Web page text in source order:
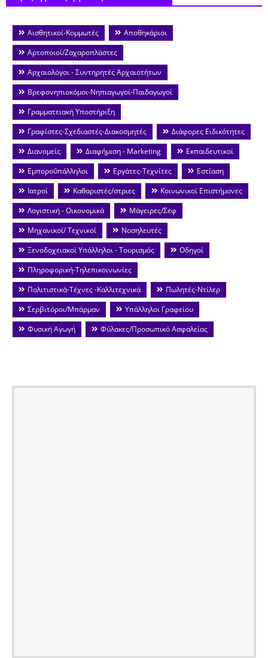
Αισθητικοί-Κομμωτές
Αποθηκάριοι
Αρτοποιοί/Ζαχαροπλάστες
Αρχαιολόγοι - Συντηρητές Αρχαιοτήτων
Βρεφονηπιοκόμοι-Νηπιαγωγοί-Παιδαγωγοί
Γραμματειακή Υποστήριξη
Γραφίστες-Σχεδιαστές-Διακοσμητές
Διάφορες Ειδικότητες
Διανομείς
Διαφήμιση - Marketing
Εκπαιδευτικοί
Εμποροΰπάλληλοι
Εργάτες-Τεχνίτες
Εστίαση
Ιατροί
Καθαριστές/στριες
Κοινωνικοί Επιστήμονες
Λογιστική - Οικονομικά
Μάγειρες/Σεφ
Μηχανικοί/ Τεχνικοί
Νοσηλευτές
Ξενοδοχειακοί Υπάλληλοι - Τουρισμός
Οδηγοί
Πληροφορική-Τηλεπικοινωνίες
Πολιτιστικά-Τέχνες -Καλλιτεχνικά
Πωλητές-Ντίλερ
Σερβιτόροι/Μπάρμαν
Υπάλληλοι Γραφείου
Φυσική Αγωγή
Φύλακες/Προσωπικό Ασφαλείας